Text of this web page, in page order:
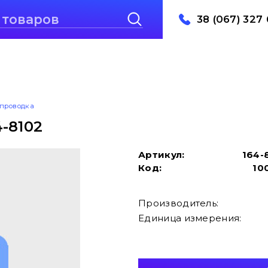
38 (067) 327
8102
Артикул:
164-
Код:
Производитель:
Единица измерения: